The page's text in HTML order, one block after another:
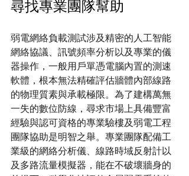
尋找專業團隊幫助
弱電網絡負載測試涉及精密的人工智能
網絡協議、訊號頻率分析以及專業的儀
器操作，一般用戶單憑電腦內置的測速
軟體，根本無法精確評估牆體內部線路
的物理質素與承載極限。為了建構萬無
一失的數位防線，尋求市場上具備豐富
經驗與認可資格的專業驗樓及弱電工程
團隊協助是明智之舉。專業團隊配備工
業級的網絡分析儀、線路時域反射計以
及多路流量模擬器，能在不破壞牆身的